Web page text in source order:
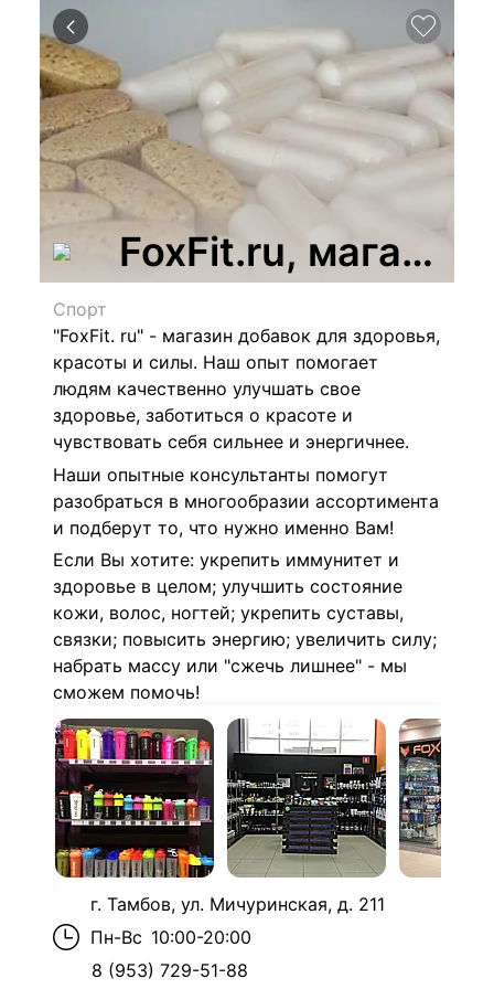
FoxFit.ru, магазин
Спорт
"FoxFit. ru" - магазин добавок для здоровья,
красоты и силы. Наш опыт помогает
людям качественно улучшать свое
здоровье, заботиться о красоте и
чувствовать себя сильнее и энергичнее.
Наши опытные консультанты помогут
разобраться в многообразии ассортимента
и подберут то, что нужно именно Вам!
Если Вы хотите: укрепить иммунитет и
здоровье в целом; улучшить состояние
кожи, волос, ногтей; укрепить суставы,
связки; повысить энергию; увеличить силу;
набрать массу или "сжечь лишнее" - мы
сможем помочь!
г. Тамбов, ул. Мичуринская, д. 211
Пн-Вс 10:00-20:00
8 (953) 729-51-88